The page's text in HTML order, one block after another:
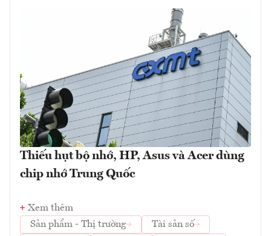
Thiếu hụt bộ nhớ, HP, Asus và Acer dùng
chip nhớ Trung Quốc
Xem thêm
Sản phẩm - Thị trường
Tài sản số